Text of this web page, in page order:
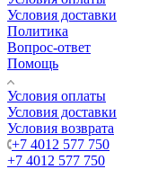
Условия доставки
Политика
Вопрос-ответ
Помощь
Условия оплаты
Условия доставки
Условия возврата
+7 4012 577 750
+7 4012 577 750